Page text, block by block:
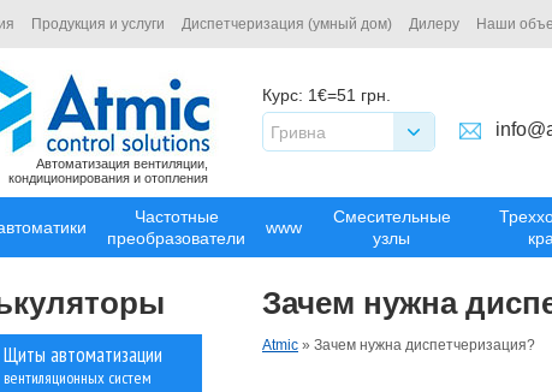
Продукция и услуги Диспетчеризация (умный дом) Дилеру Наши
Автоматизация вентиляции,
кондиционирования и отопления
Курс: 1€=51 грн.
Гривна
Частотные
преобразователи
www
Смесительные
узлы
Зачем нужна
Atmic » Зачем нужна диспетчеризация?
Щиты автоматизации
вентиляционных систем